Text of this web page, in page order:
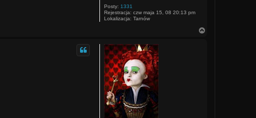
Posty: 1331
Rejestracja: czw maja 15, 08 20:13 pm
Lokalizacja: Tarnów